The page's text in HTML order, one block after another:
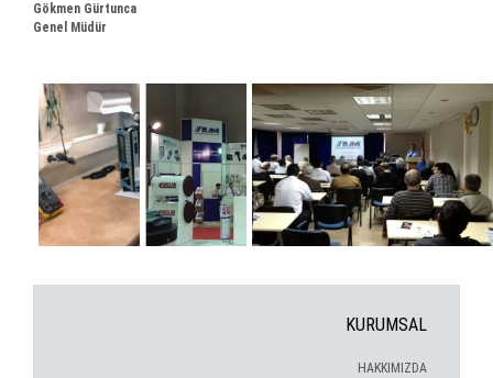
Gökmen Gürtunca
Genel Müdür
KURUMSAL
HAKKIMIZDA